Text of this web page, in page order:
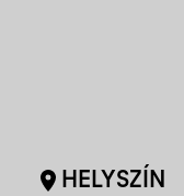
HELYSZÍN